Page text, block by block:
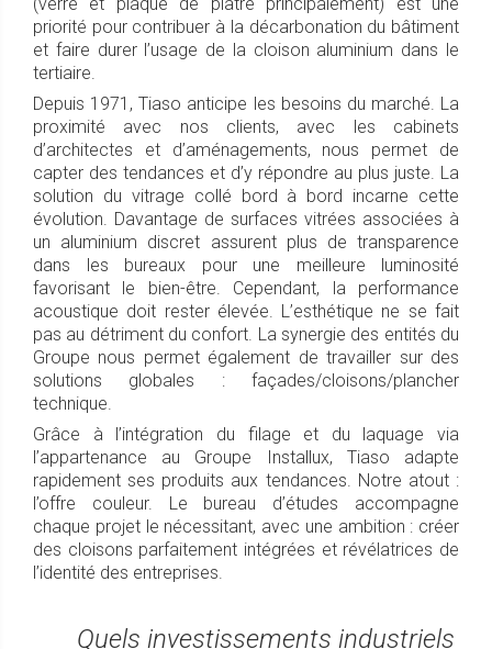
(verre et plaque de plâtre principalement) est une
priorité pour contribuer à la décarbonation du bâtiment
et faire durer l’usage de la cloison aluminium dans le
tertiaire.
Depuis 1971, Tiaso anticipe les besoins du marché. La
proximité avec nos clients, avec les cabinets
d’architectes et d’aménagements, nous permet de
capter des tendances et d’y répondre au plus juste. La
solution du vitrage collé bord à bord incarne cette
évolution. Davantage de surfaces vitrées associées à
un aluminium discret assurent plus de transparence
dans les bureaux pour une meilleure luminosité
favorisant le bien-être. Cependant, la performance
acoustique doit rester élevée. L’esthétique ne se fait
pas au détriment du confort. La synergie des entités du
Groupe nous permet également de travailler sur des
solutions globales : façades/cloisons/plancher
technique.
Grâce à l’intégration du filage et du laquage via
l’appartenance au Groupe Installux, Tiaso adapte
rapidement ses produits aux tendances. Notre atout :
l’offre couleur. Le bureau d’études accompagne
chaque projet le nécessitant, avec une ambition : créer
des cloisons parfaitement intégrées et révélatrices de
l’identité des entreprises.
Quels investissements industriels